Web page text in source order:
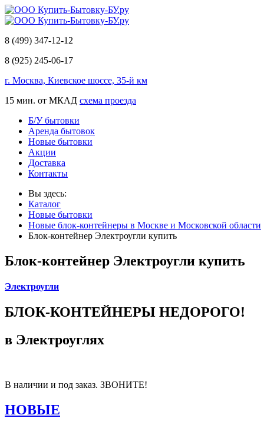
8 (499) 347-12-12
8 (925) 245-06-17
г. Москва, Киевское шоссе, 35-й км
15 мин. от МКАД схема проезда
Б/У бытовки
Аренда бытовок
Новые бытовки
Акции
Доставка
Контакты
Вы здесь:
Каталог
Новые бытовки
Новые блок-контейнеры в Москве и Московской области
Блок-контейнер Электроугли купить
Блок-контейнер Электроугли купить
Электроугли
БЛОК-КОНТЕЙНЕРЫ НЕДОРОГО!
в Электроуглях
В наличии и под заказ. ЗВОНИТЕ!
НОВЫЕ